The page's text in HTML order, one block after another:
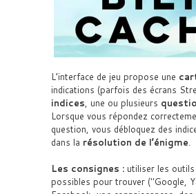
L’interface de jeu propose une
indications (parfois des écrans
indices, une ou plusieurs
Lorsque vous répondez
question, vous débloquez des
dans la résolution de l’énigme.
Les consignes : utiliser les
possibles pour trouver ( Google,